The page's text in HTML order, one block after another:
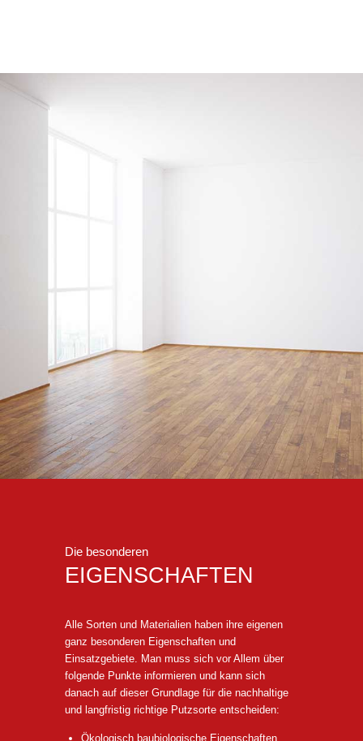
Die besonderen
EIGENSCHAFTEN
Alle Sorten und Materialien haben ihre eigenen
ganz besonderen Eigenschaften und
Einsatzgebiete. Man muss sich vor Allem über
folgende Punkte informieren und kann sich
danach auf dieser Grundlage für die nachhaltige
und langfristig richtige Putzsorte entscheiden:
Ökologisch baubiologische Eigenschaften